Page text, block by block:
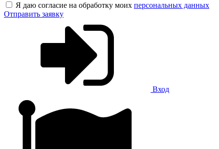
Я даю согласие на обработку моих персональных данных
Отправить заявку
Вход